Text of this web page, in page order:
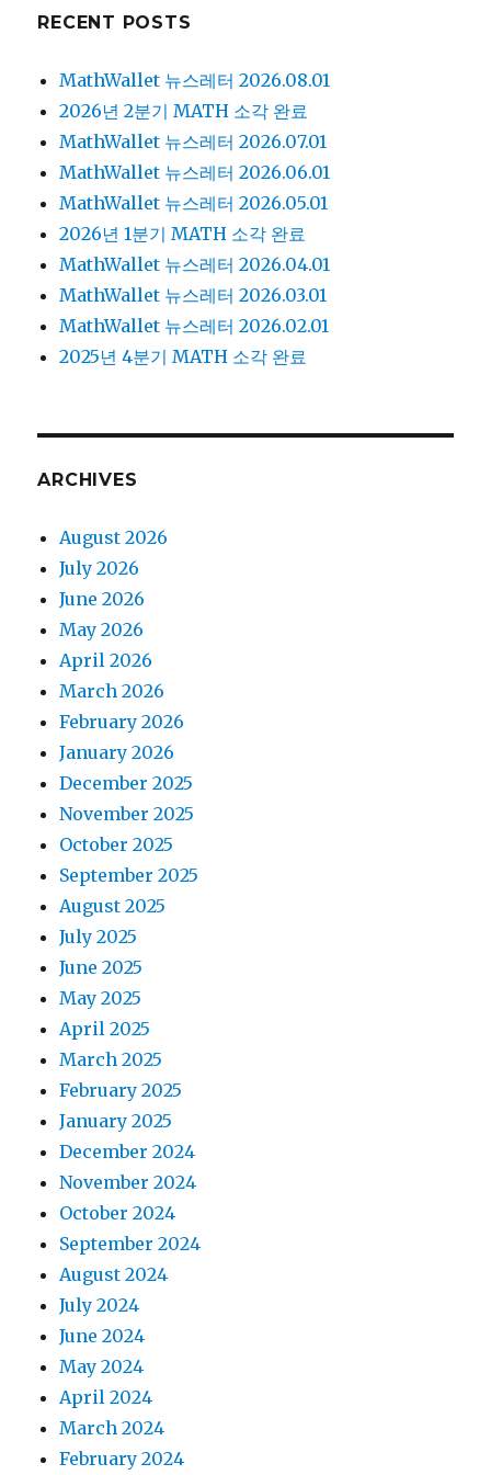
RECENT POSTS
MathWallet 뉴스레터 2026.08.01
2026년 2분기 MATH 소각 완료
MathWallet 뉴스레터 2026.07.01
MathWallet 뉴스레터 2026.06.01
MathWallet 뉴스레터 2026.05.01
2026년 1분기 MATH 소각 완료
MathWallet 뉴스레터 2026.04.01
MathWallet 뉴스레터 2026.03.01
MathWallet 뉴스레터 2026.02.01
2025년 4분기 MATH 소각 완료
ARCHIVES
August 2026
July 2026
June 2026
May 2026
April 2026
March 2026
February 2026
January 2026
December 2025
November 2025
October 2025
September 2025
August 2025
July 2025
June 2025
May 2025
April 2025
March 2025
February 2025
January 2025
December 2024
November 2024
October 2024
September 2024
August 2024
July 2024
June 2024
May 2024
April 2024
March 2024
February 2024